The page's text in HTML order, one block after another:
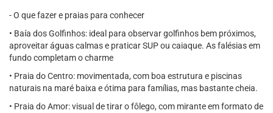
- O que fazer e praias para conhecer
• Baía dos Golfinhos: ideal para observar golfinhos bem próximos,
aproveitar águas calmas e praticar SUP ou caiaque. As falésias em
fundo completam o charme
• Praia do Centro: movimentada, com boa estrutura e piscinas
naturais na maré baixa e ótima para famílias, mas bastante cheia.
• Praia do Amor: visual de tirar o fôlego, com mirante em formato de